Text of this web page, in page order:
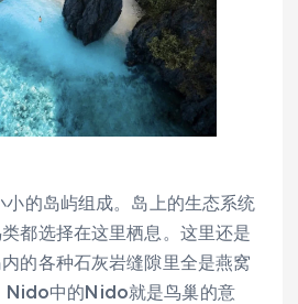
的岛屿组成。岛上的生态系统
都选择在这里栖息。这里还是
的各种石灰岩缝隙里全是燕窝
Nido中的Nido就是鸟巢的意